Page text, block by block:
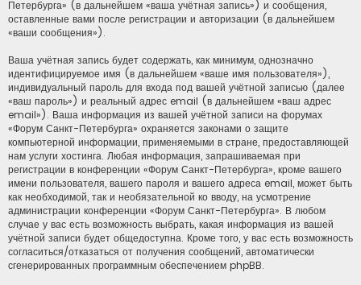
Петербурга» (в дальнейшем «ваша учётная запись») и сообщения,
оставленные вами после регистрации и авторизации (в дальнейшем
«ваши сообщения»).
Ваша учётная запись будет содержать, как минимум, однозначно
идентифицируемое имя (в дальнейшем «ваше имя пользователя»),
индивидуальный пароль для входа под вашей учётной записью (далее
«ваш пароль») и реальный адрес email (в дальнейшем «ваш адрес
email»). Ваша информация из вашей учётной записи на форумах
«Форум Санкт-Петербурга» охраняется законами о защите
компьютерной информации, применяемыми в стране, предоставляющей
нам услуги хостинга. Любая информация, запрашиваемая при
регистрации в конференции «Форум Санкт-Петербурга», кроме вашего
имени пользователя, вашего пароля и вашего адреса email, может быть
как необходимой, так и необязательной ко вводу, на усмотрение
администрации конференции «Форум Санкт-Петербурга». В любом
случае у вас есть возможность выбрать, какая информация из вашей
учётной записи будет общедоступна. Кроме того, у вас есть возможность
согласиться/отказаться от получения сообщений, автоматически
сгенерированных программным обеспечением phpBB.